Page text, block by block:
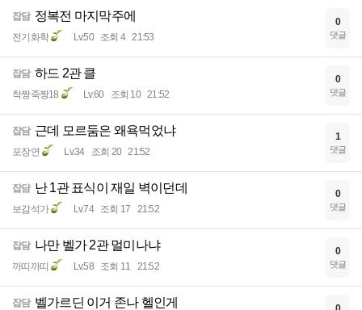
잡담 정복전 마지막주에
전기화학 Lv.50 조회 4 21:53
0
댓글
잡담 하드 2관 클
착짱죽짱18 Lv.60 조회 10 21:52
0
댓글
잡담 근데 모르둠은 왜욕먹었냐
포장연 Lv.34 조회 20 21:52
1
댓글
잡담 난 1관 표식이 재일 벽이던데
보감석가 Lv.74 조회 17 21:52
0
댓글
잡담 나만 벨가 2관 멀미나냐
까띠까띠 Lv.58 조회 11 21:52
0
댓글
잡담 벨가르딘 이거 존나 헬인게